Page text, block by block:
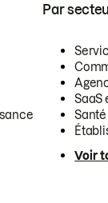
Par
SaaS
Santé
Voir